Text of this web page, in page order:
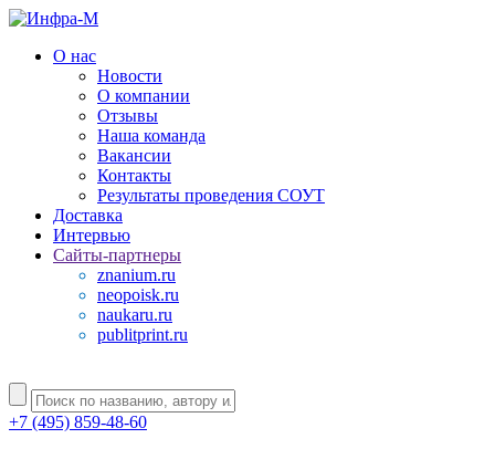
О нас
Новости
О компании
Отзывы
Наша команда
Вакансии
Контакты
Результаты проведения СОУТ
Доставка
Интервью
Сайты-партнеры
znanium.ru
neopoisk.ru
naukaru.ru
publitprint.ru
+7 (495) 859-48-60